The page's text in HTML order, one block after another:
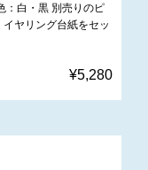
：白・黒 別売りのピ
イヤリング台紙をセッ
¥5,280